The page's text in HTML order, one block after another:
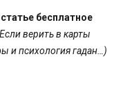
бесплатное
верить в карты
и психология гадан…)